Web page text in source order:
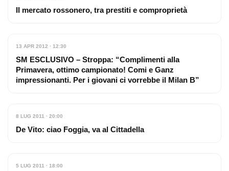
Il mercato rossonero, tra prestiti e comproprietà
13 APR 2012 · 12:30
SM ESCLUSIVO – Stroppa: “Complimenti alla
Primavera, ottimo campionato! Comi e Ganz
impressionanti. Per i giovani ci vorrebbe il Milan B”
8 LUG 2011 · 20:00
De Vito: ciao Foggia, va al Cittadella
5 LUG 2011 · 18:00